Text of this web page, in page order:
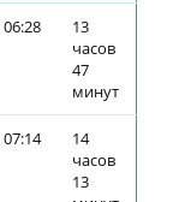
06:28
13
часов
47
минут
07:14
14
часов
13